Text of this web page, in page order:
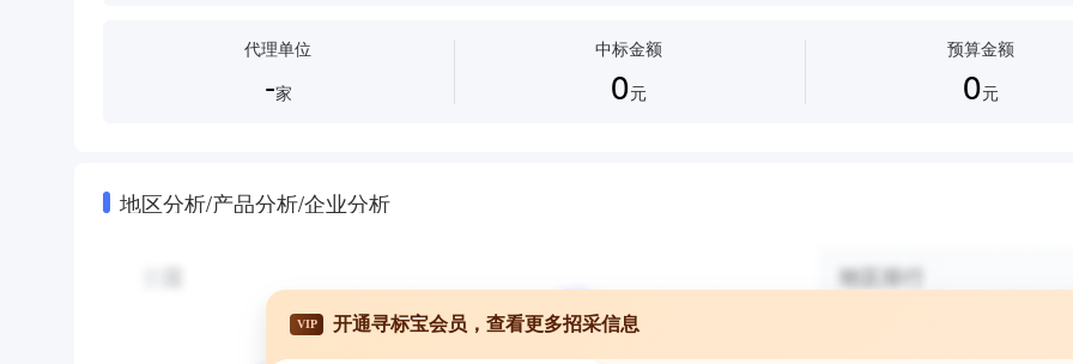
代理单位
-家
中标金额
0元
预算金额
0元
地区分析/产品分析/企业分析
VIP 开通寻标宝会员，查看更多招采信息